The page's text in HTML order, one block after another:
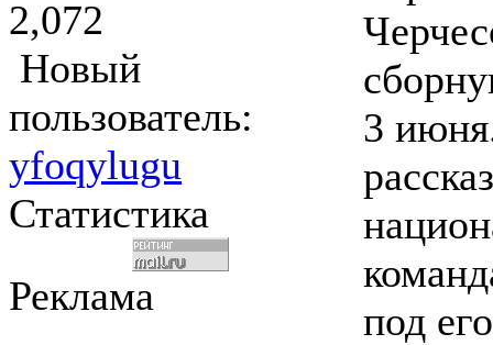
2,072
Новый
пользователь:
yfoqylugu
Статистика
Реклама
3
под